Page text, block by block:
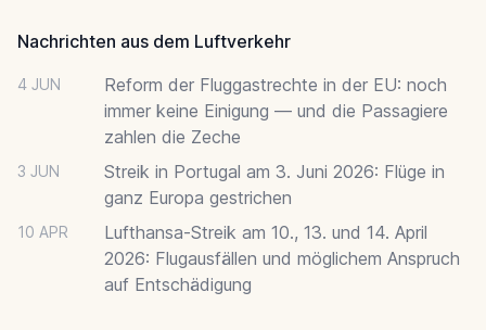
Nachrichten aus dem Luftverkehr
4 JUN
Reform der Fluggastrechte in der EU: noch
immer keine Einigung — und die Passagiere
zahlen die Zeche
3 JUN
Streik in Portugal am 3. Juni 2026: Flüge in
ganz Europa gestrichen
10 APR
Lufthansa-Streik am 10., 13. und 14. April
2026: Flugausfällen und möglichem Anspruch
auf Entschädigung